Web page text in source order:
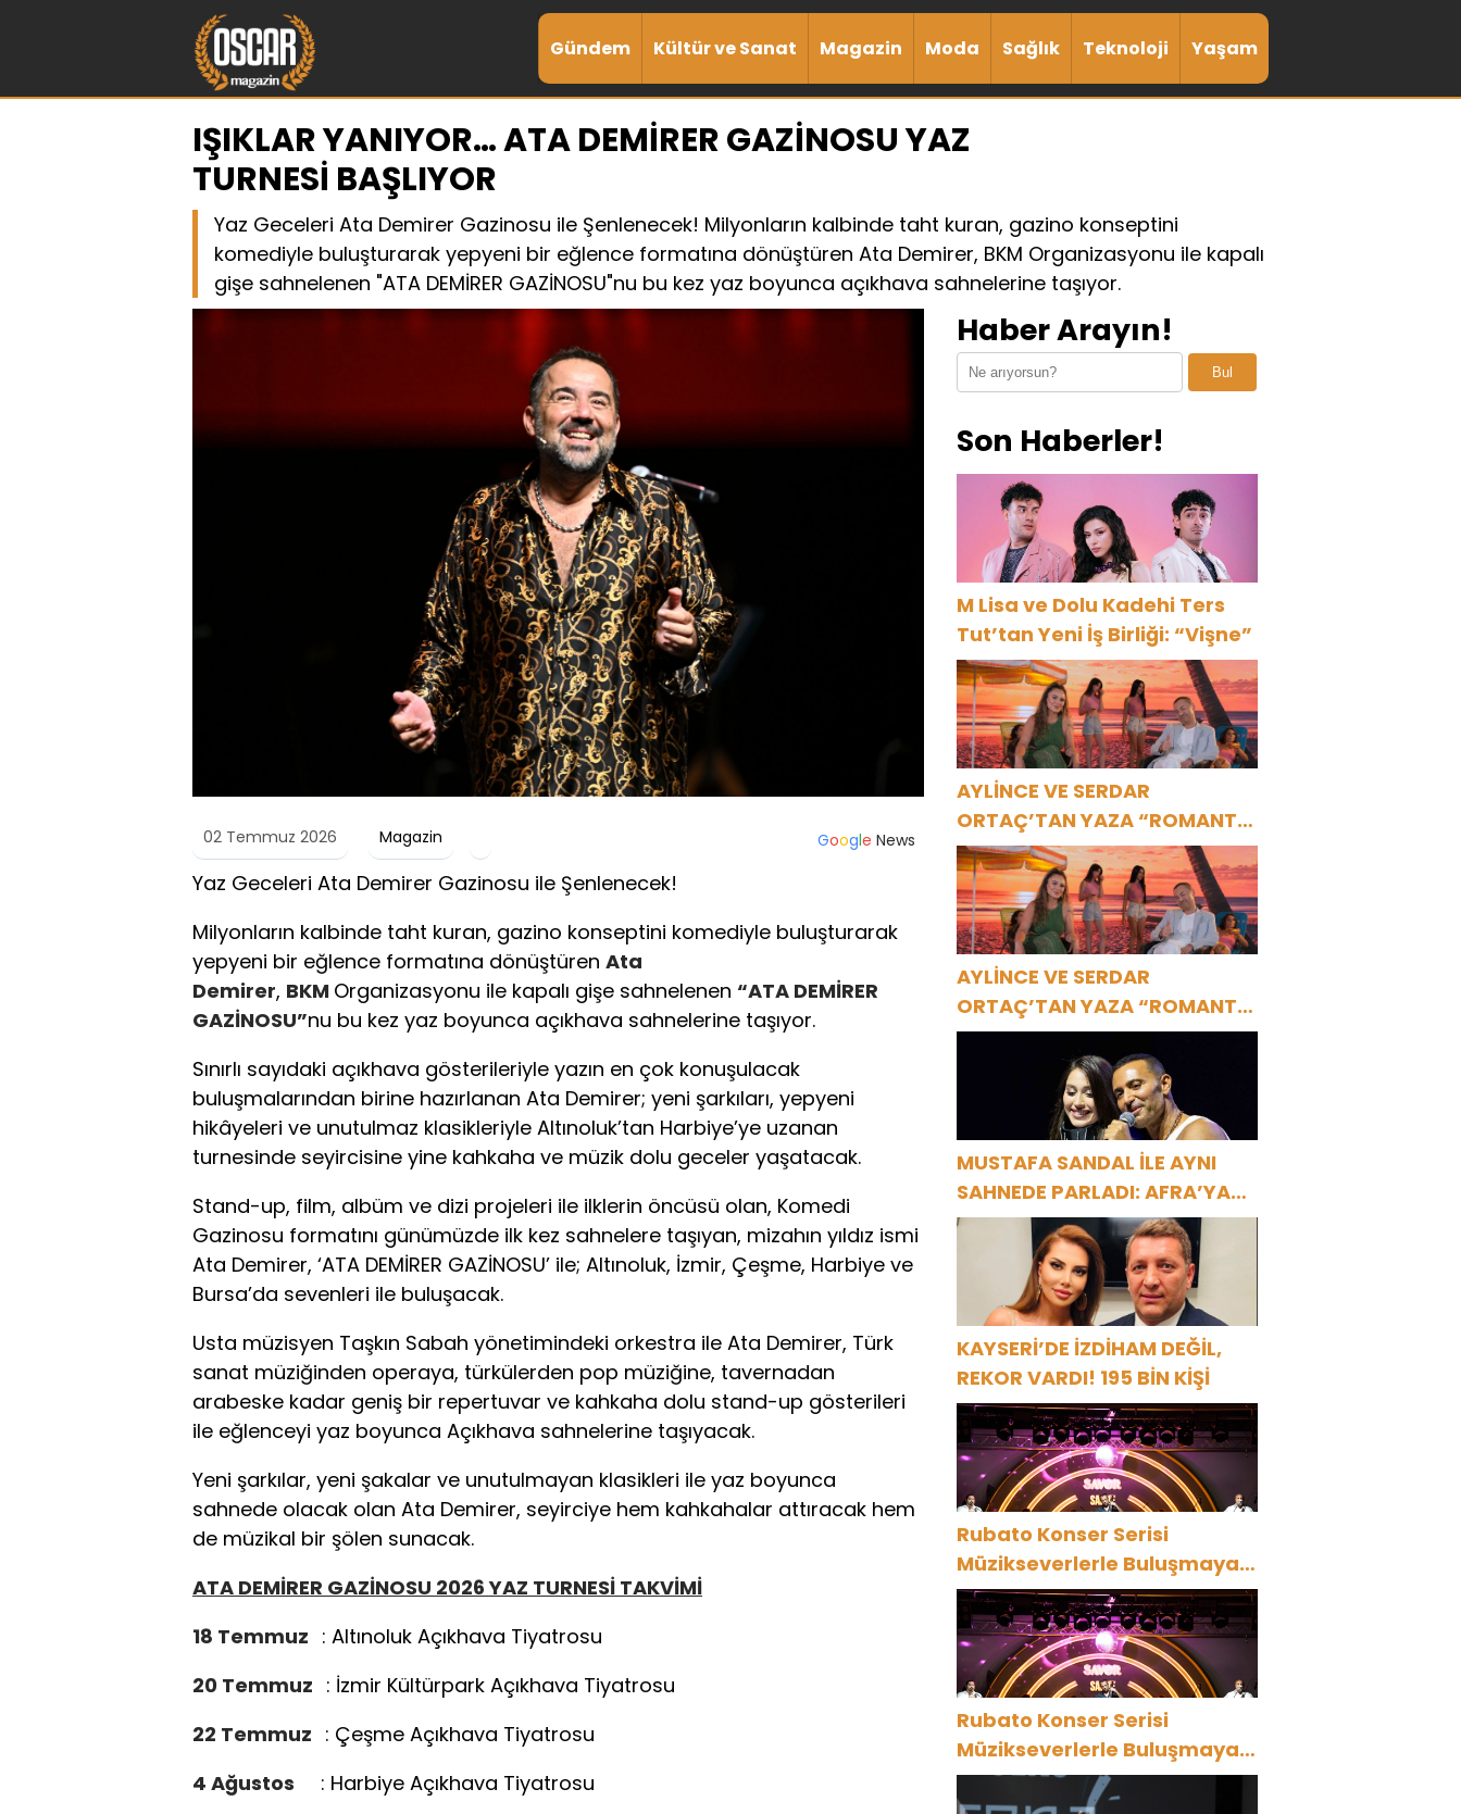
Gündem Kültür ve Sanat Magazin Moda Sağlık Teknoloji Yaşam
IŞIKLAR YANIYOR… ATA DEMİRER GAZİNOSU YAZ
TURNESİ BAŞLIYOR
Yaz Geceleri Ata Demirer Gazinosu ile Şenlenecek! Milyonların kalbinde taht kuran, gazino konseptini
komediyle buluşturarak yepyeni bir eğlence formatına dönüştüren Ata Demirer, BKM Organizasyonu ile kapalı
gişe sahnelenen "ATA DEMİRER GAZİNOSU"nu bu kez yaz boyunca açıkhava sahnelerine taşıyor.
02 Temmuz 2026 Magazin Google News
Yaz Geceleri Ata Demirer Gazinosu ile Şenlenecek!
Milyonların kalbinde taht kuran, gazino konseptini komediyle buluşturarak
yepyeni bir eğlence formatına dönüştüren Ata
Demirer, BKM Organizasyonu ile kapalı gişe sahnelenen “ATA DEMİRER
GAZİNOSU”nu bu kez yaz boyunca açıkhava sahnelerine taşıyor.
Sınırlı sayıdaki açıkhava gösterileriyle yazın en çok konuşulacak
buluşmalarından birine hazırlanan Ata Demirer; yeni şarkıları, yepyeni
hikâyeleri ve unutulmaz klasikleriyle Altınoluk’tan Harbiye’ye uzanan
turnesinde seyircisine yine kahkaha ve müzik dolu geceler yaşatacak.
Stand-up, film, albüm ve dizi projeleri ile ilklerin öncüsü olan, Komedi
Gazinosu formatını günümüzde ilk kez sahnelere taşıyan, mizahın yıldız ismi
Ata Demirer, ‘ATA DEMİRER GAZİNOSU’ ile; Altınoluk, İzmir, Çeşme, Harbiye ve
Bursa’da sevenleri ile buluşacak.
Usta müzisyen Taşkın Sabah yönetimindeki orkestra ile Ata Demirer, Türk
sanat müziğinden operaya, türkülerden pop müziğine, tavernadan
arabeske kadar geniş bir repertuvar ve kahkaha dolu stand-up gösterileri
ile eğlenceyi yaz boyunca Açıkhava sahnelerine taşıyacak.
Yeni şarkılar, yeni şakalar ve unutulmayan klasikleri ile yaz boyunca
sahnede olacak olan Ata Demirer, seyirciye hem kahkahalar attıracak hem
de müzikal bir şölen sunacak.
ATA DEMİRER GAZİNOSU 2026 YAZ TURNESİ TAKVİMİ
18 Temmuz : Altınoluk Açıkhava Tiyatrosu
20 Temmuz : İzmir Kültürpark Açıkhava Tiyatrosu
22 Temmuz : Çeşme Açıkhava Tiyatrosu
4 Ağustos : Harbiye Açıkhava Tiyatrosu
Haber Arayın!
Bul
Son Haberler!
M Lisa ve Dolu Kadehi Ters
Tut’tan Yeni İş Birliği: “Vişne”
AYLİNCE VE SERDAR
ORTAÇ’TAN YAZA “ROMANTİK
AŞK” BOMBASI!
AYLİNCE VE SERDAR
ORTAÇ’TAN YAZA “ROMANTİK
AŞK” BOMBASI!
MUSTAFA SANDAL İLE AYNI
SAHNEDE PARLADI: AFRA’YA
HARBİYE’DE BÜYÜK ALKIŞ
KAYSERİ’DE İZDİHAM DEĞİL,
REKOR VARDI! 195 BİN KİŞİ
Rubato Konser Serisi
Müzikseverlerle Buluşmaya
Devam Ediyor
Rubato Konser Serisi
Müzikseverlerle Buluşmaya
Devam Ediyor